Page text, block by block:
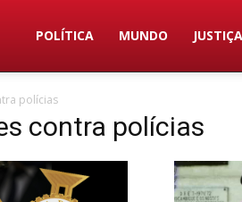
Duas
Linhas
POLÍTICA MUNDO JUSTIÇA
polícias
contra polícias